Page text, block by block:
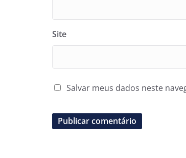
Site
Salvar meus dados neste